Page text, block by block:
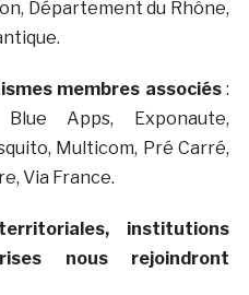
Département du Rhône,
membres associés:
Apps, Exponaute,
Multicom, Pré Carré,
Via France.
institutions
nous rejoindront